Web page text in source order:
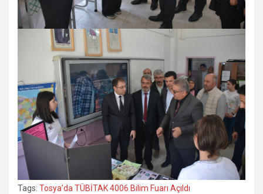
Tags: Tosya’da TÜBİTAK 4006 Bilim Fuarı Açıldı